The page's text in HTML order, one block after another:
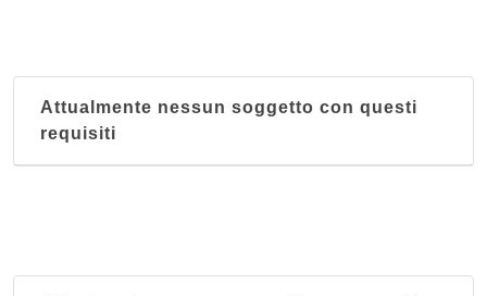
Attualmente nessun soggetto con questi
requisiti